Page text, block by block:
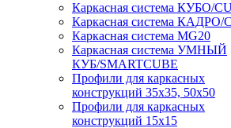
Каркасная система КУБО/
Каркасная система КАДРО/
Каркасная система MG20
Каркасная система УМНЫЙ
КУБ/SMARTCUBE
Профили для каркасных
конструкций 35x35, 50x50
Профили для каркасных
конструкций 15х15